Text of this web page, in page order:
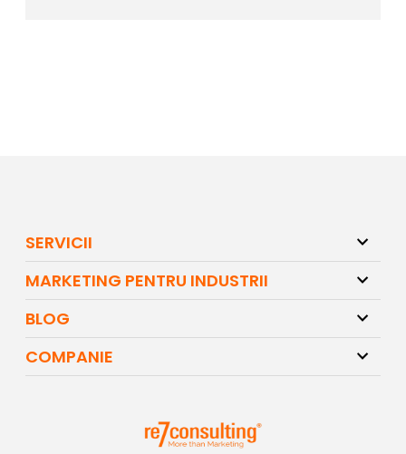
SERVICII
MARKETING PENTRU INDUSTRII
BLOG
COMPANIE